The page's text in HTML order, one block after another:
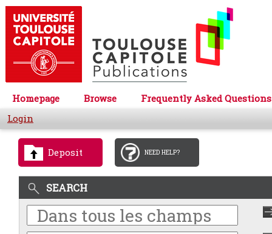
Homepage Browse
Frequently Asked Questions
Login
Deposit NEED HELP?
SEARCH